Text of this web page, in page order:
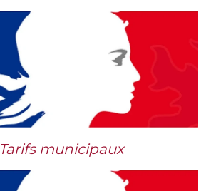
Tarifs municipaux